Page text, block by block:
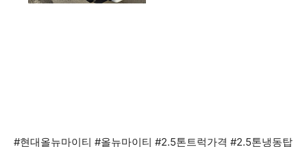
#현대올뉴마이티 #올뉴마이티 #2.5톤트럭가격 #2.5톤냉동탑